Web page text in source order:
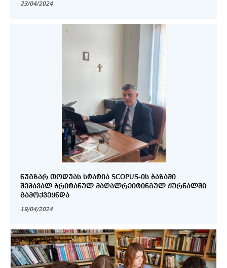
23/04/2024
ᲜᲣᲒᲖᲐᲠ ᲗᲝᲓᲣᲐᲡ ᲡᲢᲐᲢᲘᲐ SCOPUS-ᲘᲡ ᲑᲐᲖᲐᲨᲘ
ᲨᲔᲛᲐᲕᲐᲚ ᲑᲠᲘᲢᲐᲜᲣᲚ ᲛᲐᲦᲐᲚᲠᲔᲘᲢᲘᲜᲒᲣᲚ ᲟᲣᲠᲜᲐᲚᲨᲘ
ᲒᲐᲛᲝᲥᲕᲔᲧᲜᲓᲐ
19/04/2024